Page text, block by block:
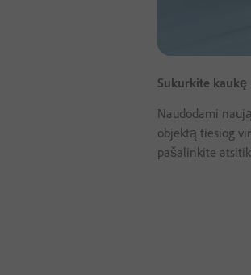
Sukurkite kaukę
Naudodami
objektą tiesiog
pašalinkite